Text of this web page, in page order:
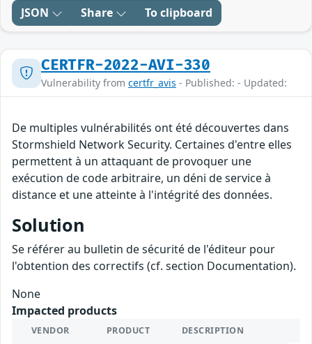
JSON Share To clipboard
CERTFR-2022-AVI-330
Vulnerability from certfr_avis - Published: - Updated:
De multiples vulnérabilités ont été découvertes dans
Stormshield Network Security. Certaines d'entre elles
permettent à un attaquant de provoquer une
exécution de code arbitraire, un déni de service à
distance et une atteinte à l'intégrité des données.
Solution
Se référer au bulletin de sécurité de l'éditeur pour
l'obtention des correctifs (cf. section Documentation).
None
Impacted products
VENDOR PRODUCT DESCRIPTION